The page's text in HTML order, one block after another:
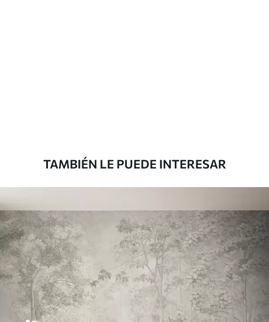
Vinilo Premium
1266.67$760.00/m²
Peel and Stick
1533.33$920.00
TAMBIÉN LE PUEDE INTERESAR